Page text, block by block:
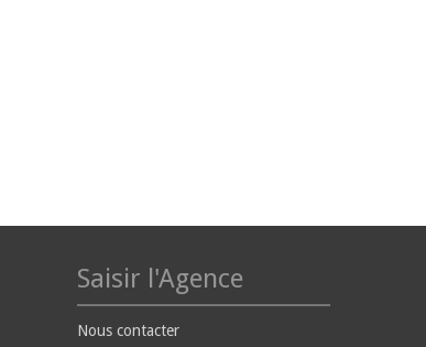
Saisir l'Agence
Nous contacter